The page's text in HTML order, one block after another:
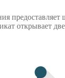
открывает